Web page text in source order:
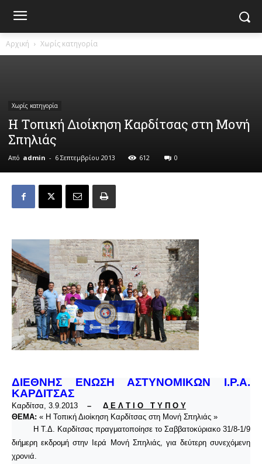
Αρχική Χωρίς κατηγορία
Χωρίς κατηγορία
Η Τοπική Διοίκηση Καρδίτσας στη Μονή
Σπηλιάς
Από admin - 6 Σεπτεμβρίου 2013 612 0
ΔΙΕΘΝΗΣ ΕΝΩΣΗ ΑΣΤΥΝΟΜΙΚΩΝ I.P.A.
ΚΑΡΔΙΤΣΑΣ
Καρδίτσα, 3.9.2013 – Δ Ε Λ Τ Ι Ο Τ Υ Π Ο Υ
ΘΕΜΑ: « Η Τοπική Διοίκηση Καρδίτσας στη Μονή Σπηλιάς »
Η Τ.Δ. Καρδίτσας πραγματοποίησε το Σαββατοκύριακο 31/8-1/9
διήμερη εκδρομή στην Ιερά Μονή Σπηλιάς, για δεύτερη συνεχόμενη
χρονιά.